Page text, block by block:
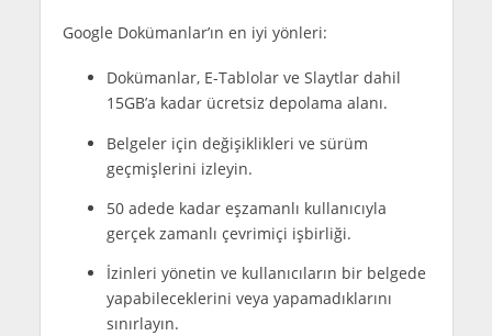
Google Dokümanlar’ın en iyi yönleri:
Dokümanlar, E-Tablolar ve Slaytlar dahil
15GB’a kadar ücretsiz depolama alanı.
Belgeler için değişiklikleri ve sürüm
geçmişlerini izleyin.
50 adede kadar eşzamanlı kullanıcıyla
gerçek zamanlı çevrimiçi işbirliği.
İzinleri yönetin ve kullanıcıların bir belgede
yapabileceklerini veya yapamadıklarını
sınırlayın.